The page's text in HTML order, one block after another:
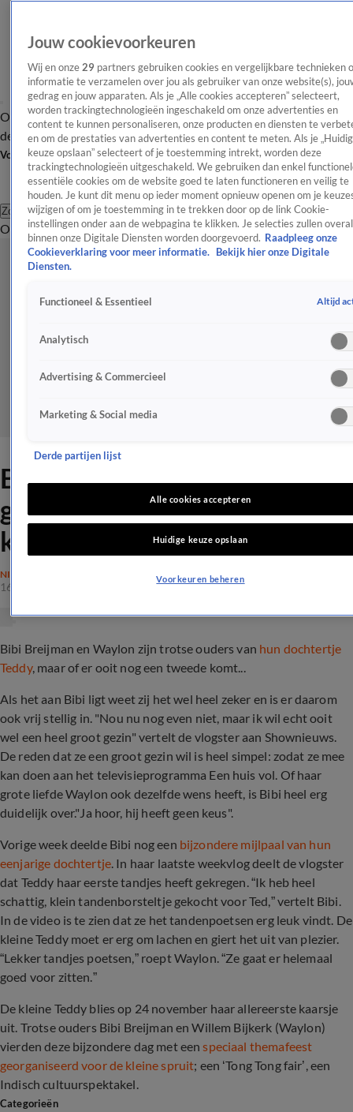
OverzichtAfleveringen Entertainment TV Algemeen
Tip
de redactieNieuwsbrief
Volg Shownieuws
Zoeken
OverzichtEntertainmentSpraakmakendRealityCrimeVideo's
Bibi Breijman over groot
gezin: "Waylon heeft geen
keus"
NIEUWS
16 jan 2020, 08:17
Bibi Breijman en Waylon zijn trotse ouders van hun dochtertje
Teddy, maar of er ooit nog een tweede komt...
Als het aan Bibi ligt weet zij het wel heel zeker en is er daarom
ook vrij stellig in. "Nou nu nog even niet, maar ik wil echt ooit
wel een heel groot gezin" vertelt de vlogster aan Shownieuws.
De reden dat ze een groot gezin wil is heel simpel: zodat ze mee
kan doen aan het televisieprogramma Een huis vol. Of haar
grote liefde Waylon ook dezelfde wens heeft, is Bibi heel erg
duidelijk over."Ja hoor, hij heeft geen keus".
Vorige week deelde Bibi nog een bijzondere mijlpaal van hun
eenjarige dochtertje. In haar laatste weekvlog deelt de vlogster
dat Teddy haar eerste tandjes heeft gekregen. “Ik heb heel
schattig, klein tandenborsteltje gekocht voor Ted,” vertelt Bibi.
In de video is te zien dat ze het tandenpoetsen erg leuk vindt. De
kleine Teddy moet er erg om lachen en giert het uit van plezier.
“Lekker tandjes poetsen,” roept Waylon. “Ze gaat er helemaal
goed voor zitten.”
De kleine Teddy blies op 24 november haar allereerste kaarsje
uit. Trotse ouders Bibi Breijman en Willem Bijkerk (Waylon)
vierden deze bijzondere dag met eenspeciaal themafeest
georganiseerd voor de kleine spruit; een ‘Tong Tong fair’, een
Indisch cultuurspektakel.
Categorieën
Jouw cookievoorkeuren
Wij en onze 29 partners gebruiken cookies en vergelijkbare technieken
informatie te verzamelen over jou als gebruiker van onze website(s),
gedrag en jouw apparaten. Als je „Alle cookies accepteren” selecteert,
worden trackingtechnologieën ingeschakeld om onze advertenties en
content te kunnen personaliseren, onze producten en diensten te
en om de prestaties van advertenties en content te meten. Als je
keuze opslaan” selecteert of je toestemming intrekt, worden deze
trackingtechnologieën uitgeschakeld. We gebruiken dan enkel
essentiële cookies om de website goed te laten functioneren en veilig te
houden. Je kunt dit menu op ieder moment opnieuw openen om je
wijzigen of om je toestemming in te trekken door op de link Cookie-
instellingen onder aan de webpagina te klikken. Je selecties zullen overal
binnen onze Digitale Diensten worden doorgevoerd. Raadpleeg onze
Cookieverklaring voor meer informatie.
Bekijk hier onze Digitale
Diensten.
Functioneel & Essentieel Altijd
Analytisch
Advertising & Commercieel
Marketing & Social media
Derde partijen lijst
Alle cookies accepteren
Huidige keuze opslaan
Voorkeuren beheren